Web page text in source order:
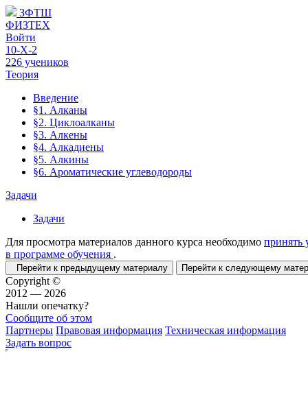
ЗФТШ
ФИЗТЕХ
Войти
10-Х-2
226 учеников
Теория
Введение
§1. Алканы
§2. Циклоалканы
§3. Алкены
§4. Алкадиены
§5. Алкины
§6. Ароматические углеводороды
Задачи
Задачи
Для просмотра материалов данного курса необходимо принять
в программе обучения .
Перейти к предыдущему материалу Перейти к следующему
Copyright ©
2012 — 2026
Нашли опечатку?
Сообщите об этом
Партнеры Правовая информация Техническая информация
Задать вопрос